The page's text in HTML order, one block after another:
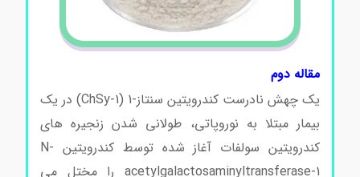
مقاله دوم
یک چهش نادرست کندرویتین سنتاز-1 (ChSy-1) در یک
بیمار مبتلا به نوروپاتی، طولانی شدن زنجیره های
کندرویتین سولفات آغاز شده توسط کندرویتین N-
acetylgalactosaminyltransferase-1 را مختل می